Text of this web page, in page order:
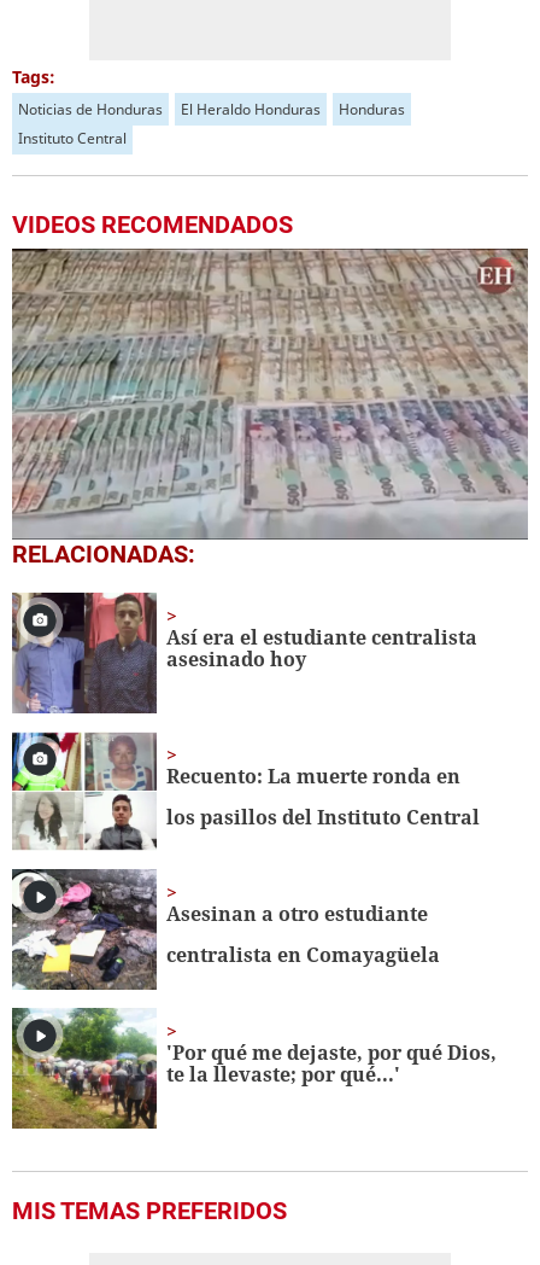
Tags:
Noticias de Honduras El Heraldo Honduras
Honduras
Instituto Central
VIDEOS RECOMENDADOS
0
seconds
40
seconds
RELACIONADAS:
Así era el estudiante centralista
asesinado hoy
Recuento: La muerte ronda en
los pasillos del Instituto Central
Asesinan a otro estudiante
centralista en Comayagüela
'Por qué me dejaste, por qué Dios,
te la llevaste; por qué...'
MIS TEMAS PREFERIDOS